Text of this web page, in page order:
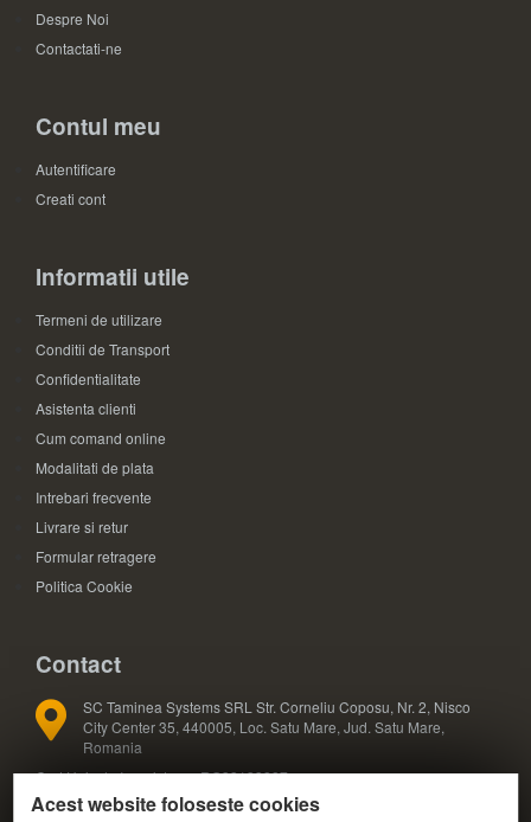
Despre Noi
Contactati-ne
Contul meu
Autentificare
Creati cont
Informatii utile
Termeni de utilizare
Conditii de Transport
Confidentialitate
Asistenta clienti
Cum comand online
Modalitati de plata
Intrebari frecvente
Livrare si retur
Formular retragere
Politica Cookie
Contact
SC Taminea Systems SRL Str. Corneliu Coposu, Nr. 2, Nisco
City Center 35, 440005, Loc. Satu Mare, Jud. Satu Mare,
Romania
Cod Unic de Inregistrare: RO33133887
Registrul Comertului: J30/327/2014
Acest website foloseste cookies